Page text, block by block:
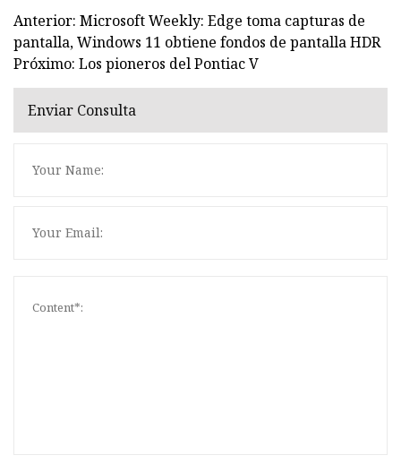
Anterior: Microsoft Weekly: Edge toma capturas de
pantalla, Windows 11 obtiene fondos de pantalla HDR
Próximo: Los pioneros del Pontiac V
Enviar Consulta